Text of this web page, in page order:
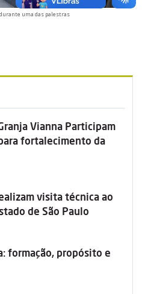
uma das palestras
Vianna Participam
fortalecimento da
visita técnica ao
de São Paulo
formação, propósito e